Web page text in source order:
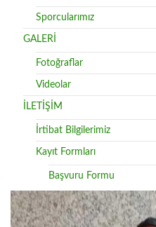
Sporcularımız
GALERİ
Fotoğraflar
Videolar
İLETİŞİM
İrtibat Bilgilerimiz
Kayıt Formları
Başvuru Formu